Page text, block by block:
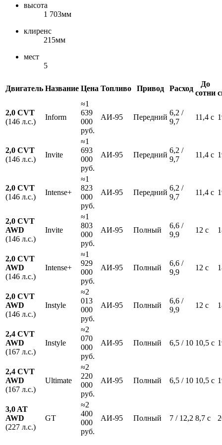
высота
1 703мм
клиренс
215мм
мест
5
Двигатель Название Цена Топливо Привод Расход
До
сотни
2,0 CVT
(146 л.с.)
Inform
≈1
639
000
руб.
АИ-95 Передний
6,2 /
9,7
11,4 с
2,0 CVT
(146 л.с.)
Invite
≈1
693
000
руб.
АИ-95 Передний
6,2 /
9,7
11,4 с
2,0 CVT
(146 л.с.)
Intense+
≈1
823
000
руб.
АИ-95 Передний
6,2 /
9,7
11,4 с
2,0 CVT
AWD
(146 л.с.)
Invite
≈1
803
000
руб.
АИ-95 Полный
6,6 /
9,9
12 с
2,0 CVT
AWD
(146 л.с.)
Intense+
≈1
929
000
руб.
АИ-95 Полный
6,6 /
9,9
12 с
2,0 CVT
AWD
(146 л.с.)
Instyle
≈2
013
000
руб.
АИ-95 Полный
6,6 /
9,9
12 с
2,4 CVT
AWD
(167 л.с.)
Instyle
≈2
070
000
руб.
АИ-95 Полный 6,5 / 10 10,5 с
2,4 CVT
AWD
(167 л.с.)
Ultimate
≈2
220
000
руб.
АИ-95 Полный 6,5 / 10 10,5 с
3,0 AT
AWD
(227 л.с.)
GT
≈2
400
000
руб.
АИ-95 Полный 7 / 12,2 8,7 с